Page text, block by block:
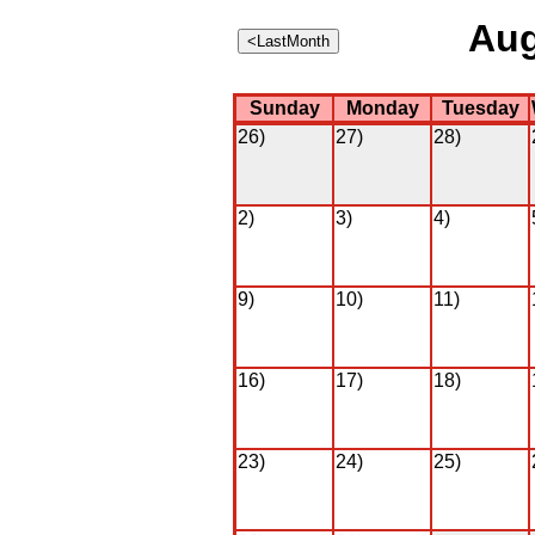
Sunday Monday Tuesday
26)
27) 28)
2) 3) 4)
9) 10) 11)
16) 17) 18)
23) 24) 25)